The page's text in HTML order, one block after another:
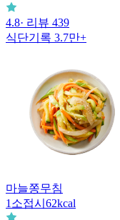
4.8· 리뷰 439
식단기록 3.7만+
마늘쫑무침
1 소접시 62kcal